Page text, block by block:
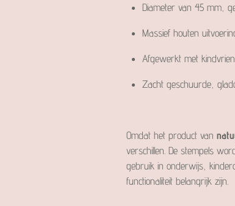
Diameter van 45 mm,
Massief houten
Afgewerkt met
Zacht geschuurde,
Omdat het product van
verschillen. De stempels
gebruik in onderwijs,
functionaliteit belangrijk zijn.